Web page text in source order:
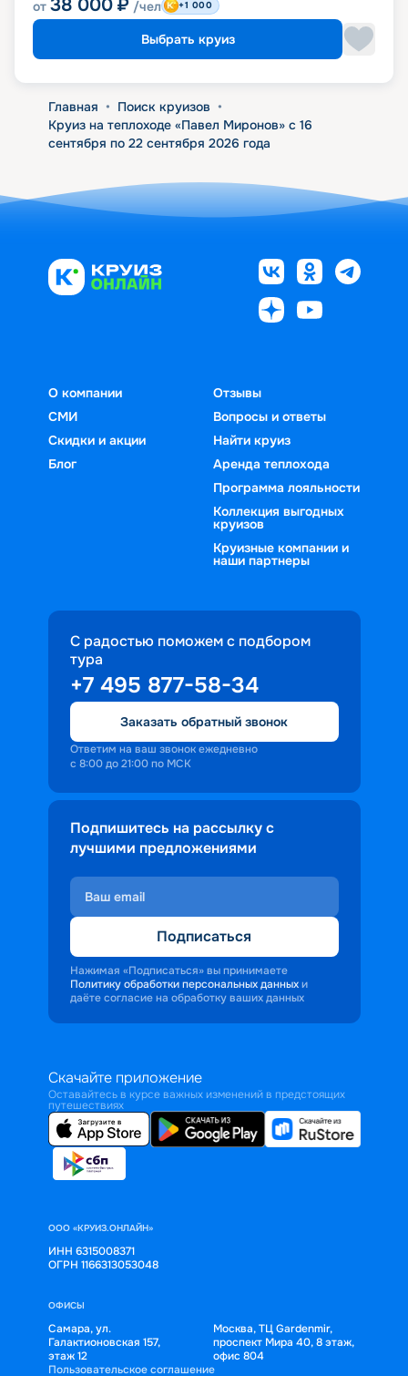
от 38 000 ₽ /чел +1 000
Выбрать круиз
Главная • Поиск круизов •
Круиз на теплоходе «Павел Миронов» с 16
сентября по 22 сентября 2026 года
О компании
СМИ
Скидки и акции
Блог
Отзывы
Вопросы и ответы
Найти круиз
Аренда теплохода
Программа лояльности
Коллекция выгодных
круизов
Круизные компании и
наши партнеры
С радостью поможем с подбором
тура
+7 495 877-58-34
Заказать обратный звонок
Ответим на ваш звонок ежедневно
с 8:00 до 21:00 по МСК
Подпишитесь на рассылку с
лучшими предложениями
Подписаться
Нажимая «Подписаться» вы принимаете
Политику обработки персональных данных и
даёте согласие на обработку ваших данных
Скачайте приложение
Оставайтесь в курсе важных изменений в предстоящих
путешествиях
ООО «КРУИЗ.ОНЛАЙН»
ИНН 6315008371
ОГРН 1166313053048
ОФИСЫ
Самара, ул.
Галактионовская 157,
этаж 12
Москва, ТЦ Gardenmir,
проспект Мира 40, 8 этаж,
офис 804
Пользовательское соглашение